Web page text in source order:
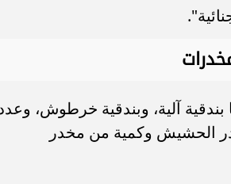
آلية، وبندقية خرطوش،
و5 كيلوجرامات من مخدر الحشيش وكمية من مخدر